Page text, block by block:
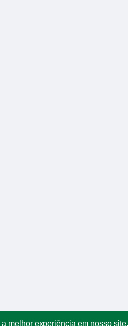
melhor experiência em nosso site.